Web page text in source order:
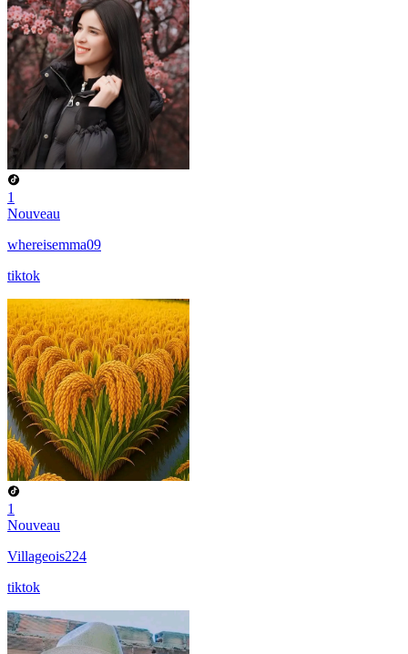
1
Nouveau
whereisemma09
tiktok
1
Nouveau
Villageois224
tiktok